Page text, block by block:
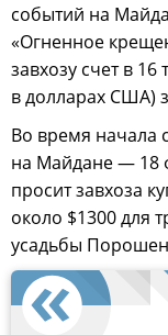
событий на
«Огненное
завхозу счет в 16
в долларах США)
Во время начала
на Майдане —
просит завхоза
около $1300 для
усадьбы